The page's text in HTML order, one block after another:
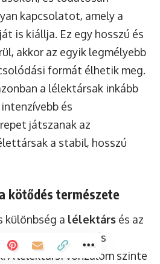
kapcsolatot, amely a
is kiállja. Ez egy hosszú és
akkor az egyik legmélyebb
formát élhetik meg.
a lélektársak inkább
és
játszanak az
a stabil, hosszú
kötődés természete
különbség a lélektárs és az
és a kötődés
A lélektársi vonzalom szinte